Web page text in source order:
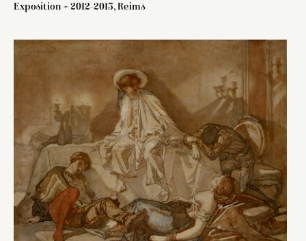
Exposition = 2012-2013, Reims